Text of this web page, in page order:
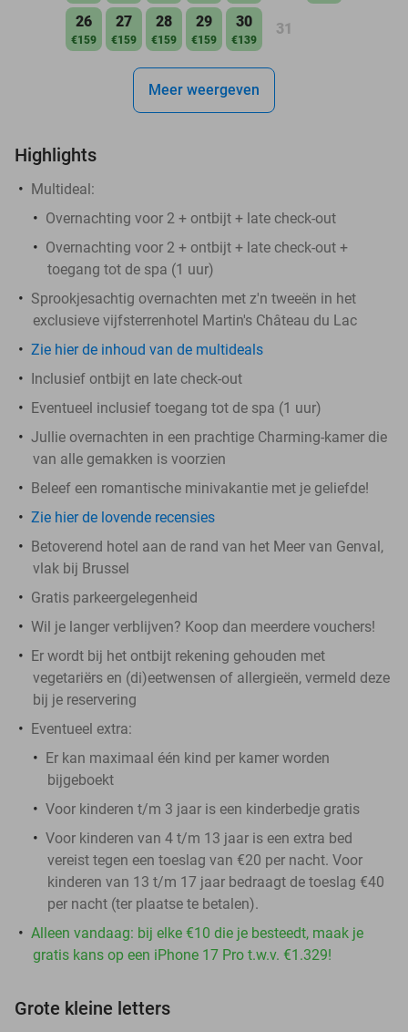
26
€159
27
€159
28
€159
29
€159
30
€139
31
Meer weergeven
Highlights
Multideal:
Overnachting voor 2 + ontbijt + late check-out
Overnachting voor 2 + ontbijt + late check-out +
toegang tot de spa (1 uur)
Sprookjesachtig overnachten met z'n tweeën in het
exclusieve vijfsterrenhotel Martin's Château du Lac
Zie hier de inhoud van de multideals
Inclusief ontbijt en late check-out
Eventueel inclusief toegang tot de spa (1 uur)
Jullie overnachten in een prachtige Charming-kamer die
van alle gemakken is voorzien
Beleef een romantische minivakantie met je geliefde!
Zie hier de lovende recensies
Betoverend hotel aan de rand van het Meer van Genval,
vlak bij Brussel
Gratis parkeergelegenheid
Wil je langer verblijven? Koop dan meerdere vouchers!
Er wordt bij het ontbijt rekening gehouden met
vegetariërs en (di)eetwensen of allergieën, vermeld deze
bij je reservering
Eventueel extra:
Er kan maximaal één kind per kamer worden
bijgeboekt
Voor kinderen t/m 3 jaar is een kinderbedje gratis
Voor kinderen van 4 t/m 13 jaar is een extra bed
vereist tegen een toeslag van €20 per nacht. Voor
kinderen van 13 t/m 17 jaar bedraagt de toeslag €40
per nacht (ter plaatse te betalen).
Alleen vandaag: bij elke €10 die je besteedt, maak je
gratis kans op een iPhone 17 Pro t.w.v. €1.329!
Grote kleine letters